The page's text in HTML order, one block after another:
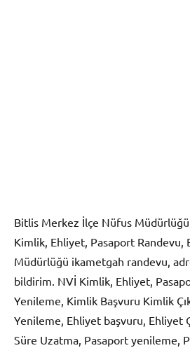
Bitlis Merkez İlçe Nüfus
Kimlik, Ehliyet, Pasaport Randevu,
Müdürlüğü ikametgah randevu,
bildirim. NVİ Kimlik, Ehliyet,
Yenileme, Kimlik Başvuru Kimlik
Yenileme, Ehliyet başvuru, Ehliyet
Süre Uzatma, Pasaport yenileme,